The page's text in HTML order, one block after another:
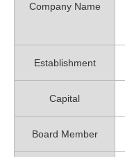
Company Name
Establishment
Capital
Board Member